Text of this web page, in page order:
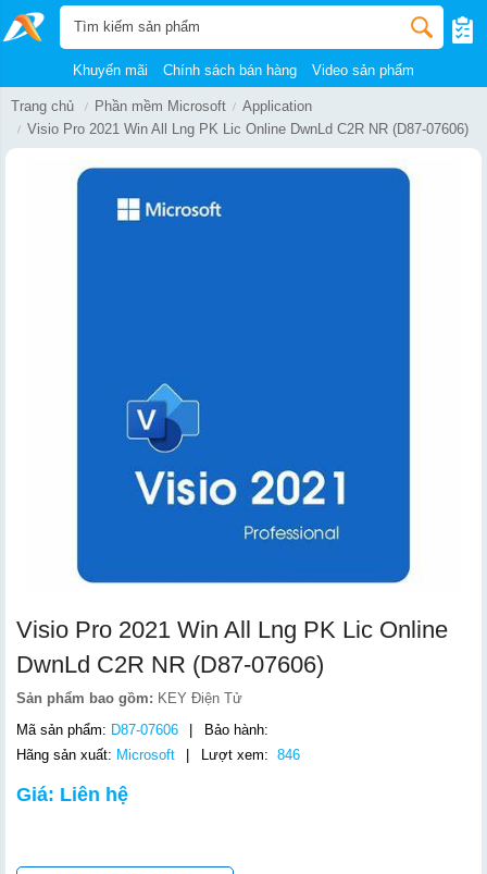
Khuyến mãi Chính sách bán hàng Video sản phẩm
Trang chủ Phần mềm Microsoft
Application
Visio Pro 2021 Win All Lng PK Lic Online DwnLd C2R NR (D87-07606)
Visio Pro 2021 Win All Lng PK Lic Online
DwnLd C2R NR (D87-07606)
Sản phẩm bao gồm: KEY Điện Tử
Mã sản phẩm: D87-07606
Bảo hành:
Hãng sản xuất: Microsoft Lượt xem: 846
Giá: Liên hệ